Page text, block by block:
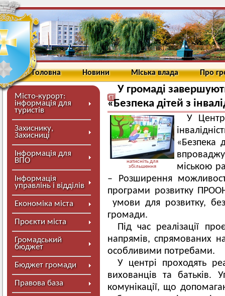
Головна Новини Міська влада Про
Місто-курорт:
інформація для
туристів
Захиснику,
Захисниці
Інформація для
ВПО
Інформація
управлінь і відділів
Економіка міста
Проєкти міста
Громадський
бюджет
Бюджет громади
Правова база
У громаді
«Безпека дітей з
натисніть для
збільшення
У
«Безпека
міською
– Розширення
програми розвитку
умови для розвитку,
громади.
Під час реалізації
напрямів, спрямованих
особливими потребами.
У центрі проходять
вихованців та батьків.
комунікації, що